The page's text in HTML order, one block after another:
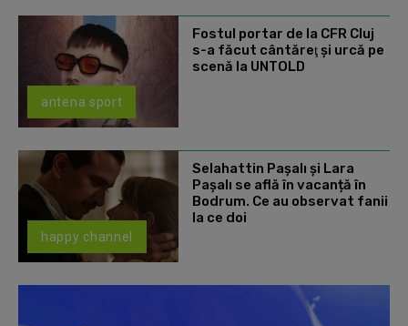
antena sport
Fostul portar de la CFR Cluj
s-a făcut cântăreţ şi urcă pe
scenă la UNTOLD
happy channel
Selahattin Paşalı și Lara
Paşalı se află în vacanță în
Bodrum. Ce au observat fanii
la ce doi